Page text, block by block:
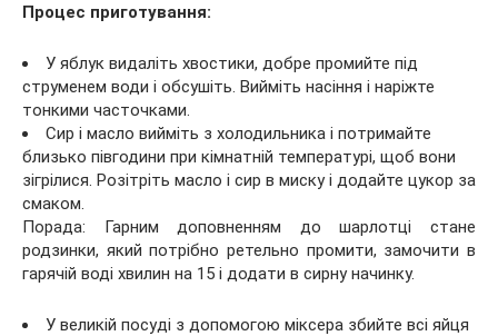
Процес приготування:
У яблук видаліть хвостики, добре промийте під
струменем води і обсушіть. Вийміть насіння і наріжте
тонкими часточками.
Сир і масло вийміть з холодильника і потримайте
близько півгодини при кімнатній температурі, щоб вони
зігрілися. Розітріть масло і сир в миску і додайте цукор за
смаком.
Порада: Гарним доповненням до шарлотці стане
родзинки, який потрібно ретельно промити, замочити в
гарячій воді хвилин на 15 і додати в сирну начинку.
У великій посуді з допомогою міксера збийте всі яйця